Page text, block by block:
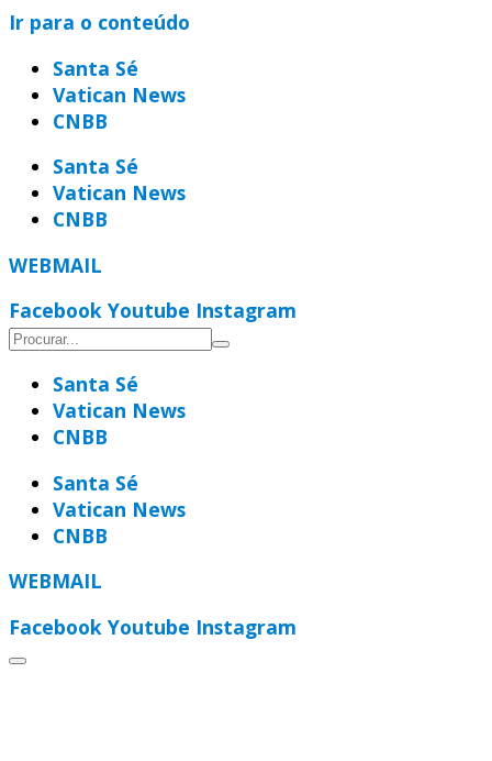
Ir para o conteúdo
Santa Sé
Vatican News
CNBB
Santa Sé
Vatican News
CNBB
WEBMAIL
Facebook Youtube Instagram
Santa Sé
Vatican News
CNBB
Santa Sé
Vatican News
CNBB
WEBMAIL
Facebook Youtube Instagram